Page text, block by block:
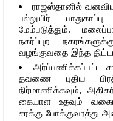
ராஜஸ்தானில்
பல்லுயிர்
மேம்படுத்தும்.
நகர்ப்புற
வழங்குவதை இந்த
அர்ப்பணிக்கப்பட்ட
தவணை புதிய
நிர்மாணிக்கவும்,
கையாள உதவும்
சரக்கு போக்குவரத்து